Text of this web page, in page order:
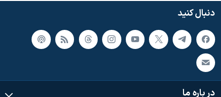
دنبال کنید
در باره ما